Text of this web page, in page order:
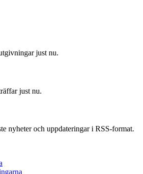
just nu.
just nu.
nyheter och uppdateringar i RSS-format.